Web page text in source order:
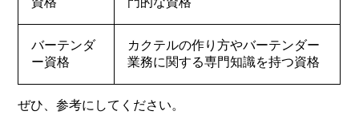
バーテンダ
ー資格
カクテルの作り方やバーテンダー
業務に関する専門知識を持つ資格
ぜひ、参考にしてください。